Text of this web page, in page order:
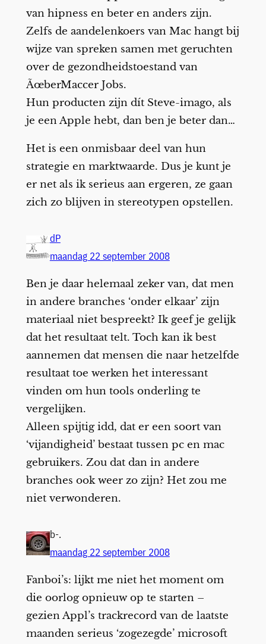
van hipness en beter en anders zijn.
Zelfs de aandelenkoers van Mac hangt bij
wijze van spreken samen met geruchten
over de gezondheidstoestand van
ÃœberMaccer Jobs.
Hun producten zijn dít Steve-imago, als
je een Apple hebt, dan ben je beter dan…
Het is een onmisbaar deel van hun
strategie en marktwaarde. Dus je kunt je
er net als ik serieus aan ergeren, ze gaan
zich zo blijven in stereotypen opstellen.
dP
maandag 22 september 2008
Ben je daar helemaal zeker van, dat men
in andere branches ‘onder elkaar’ zijn
materiaal niet bespreekt? Ik geef je gelijk
dat het resultaat telt. Toch kan ik best
aannemen dat mensen die naar hetzelfde
resultaat toe werken het interessant
vinden om hun tools onderling te
vergelijken.
Alleen spijtig idd, dat er een soort van
‘vijandigheid’ bestaat tussen pc en mac
gebruikers. Zou dat dan in andere
branches ook weer zo zijn? Het zou me
niet verwonderen.
b-.
maandag 22 september 2008
Fanboi’s: lijkt me niet het moment om
die oorlog opnieuw op te starten –
gezien Appl’s trackrecord van de laatste
maanden serieus ‘zogezegde’ microsoft